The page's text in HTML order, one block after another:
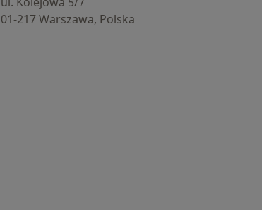
01-217 Warszawa, Polska